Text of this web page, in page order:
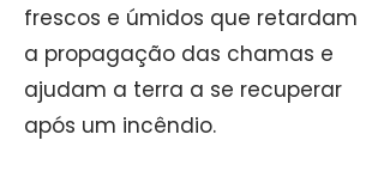
frescos e úmidos que retardam
a propagação das chamas e
ajudam a terra a se recuperar
após um incêndio.